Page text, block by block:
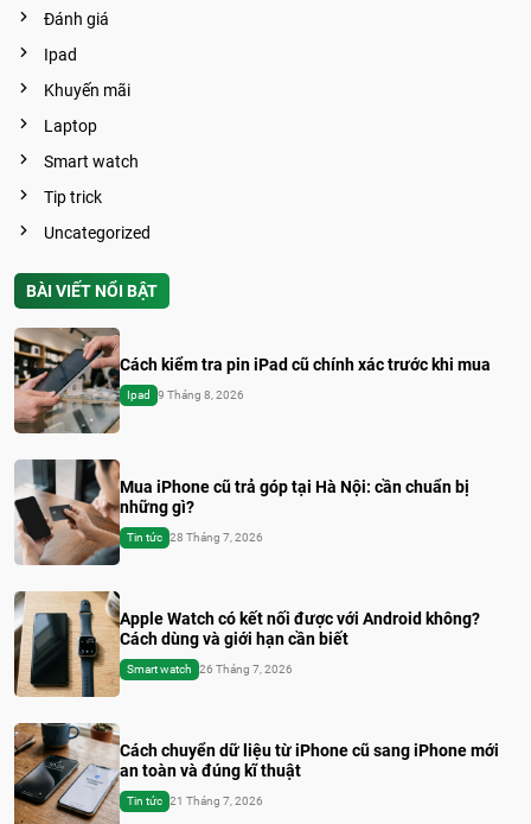
Đánh giá
Ipad
Khuyến mãi
Laptop
Smart watch
Tip trick
Uncategorized
BÀI VIẾT NỔI BẬT
Cách kiểm tra pin iPad cũ chính xác trước khi mua
Ipad 9 Tháng 8, 2026
Mua iPhone cũ trả góp tại Hà Nội: cần chuẩn bị
những gì?
Tin tức 28 Tháng 7, 2026
Apple Watch có kết nối được với Android không?
Cách dùng và giới hạn cần biết
Smart watch 26 Tháng 7, 2026
Cách chuyển dữ liệu từ iPhone cũ sang iPhone mới
an toàn và đúng kĩ thuật
Tin tức 21 Tháng 7, 2026